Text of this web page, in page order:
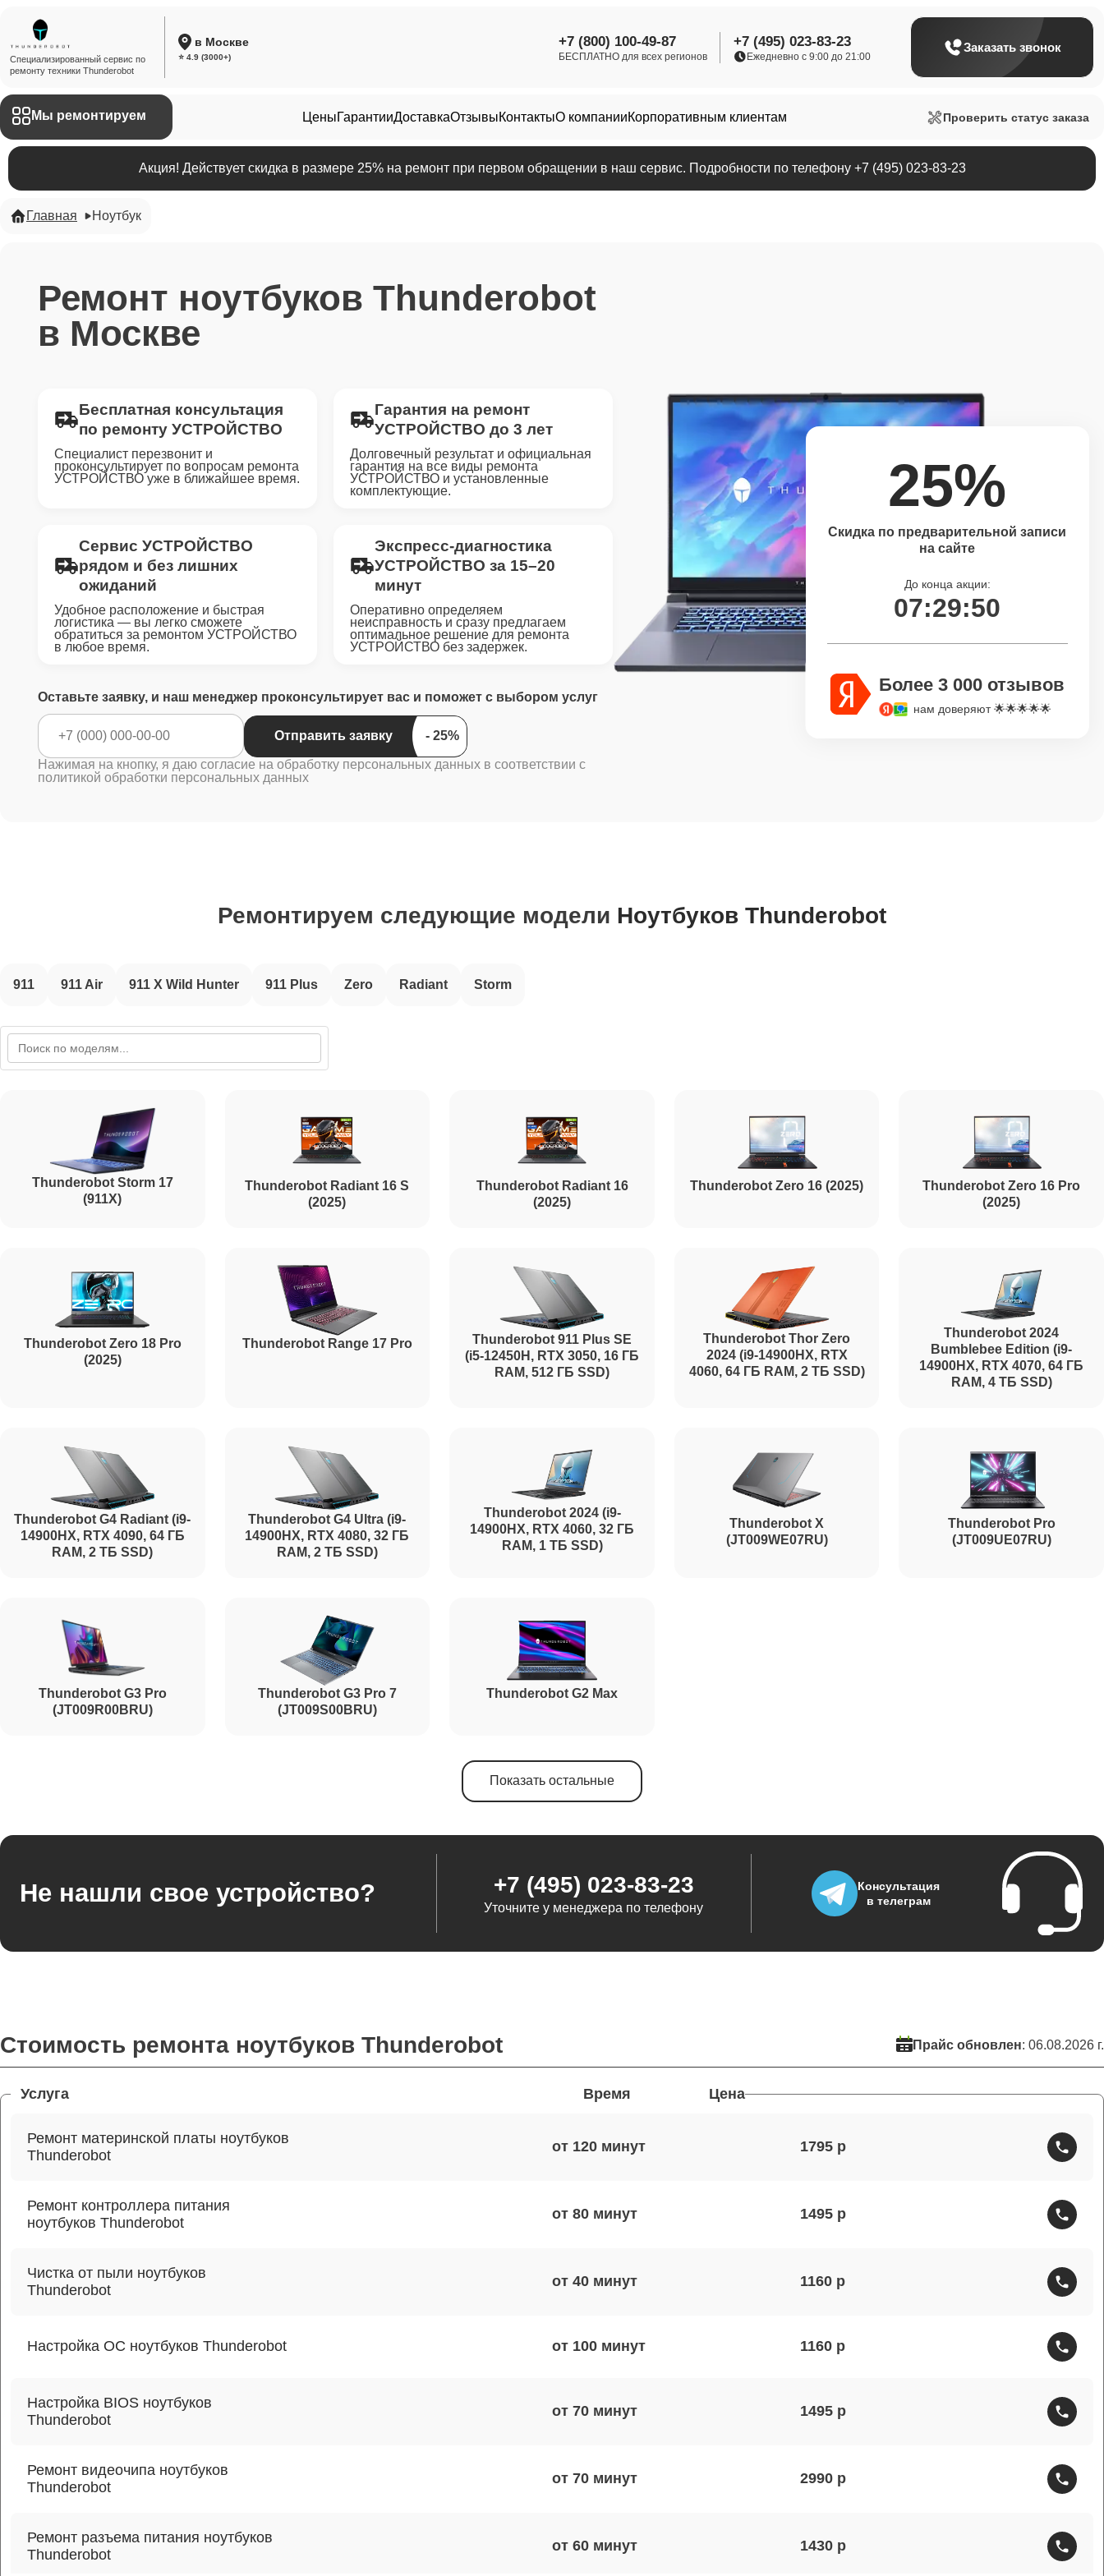
Специализированный сервис по
ремонту техники Thunderobot
в Москве
⭐ 4.9 (3000+)
+7 (800) 100-49-87
БЕСПЛАТНО для всех регионов
+7 (495) 023-83-23
Ежедневно с 9:00 до 21:00
Заказать звонок
Мы ремонтируем ЦеныГарантииДоставкаОтзывыКонтактыО компанииКорпоративным клиентам Проверить статус заказа
Акция! Действует скидка в размере 25% на ремонт при первом обращении в наш сервис. Подробности по телефону +7 (495) 023-83-23
Главная Ноутбук
Ремонт ноутбуков Thunderobot
в Москве
Бесплатная консультация
по ремонту УСТРОЙСТВО
Специалист перезвонит и
проконсультирует по вопросам ремонта
УСТРОЙСТВО уже в ближайшее время.
Гарантия на ремонт
УСТРОЙСТВО до 3 лет
Долговечный результат и официальная
гарантия на все виды ремонта
УСТРОЙСТВО и установленные
комплектующие.
Сервис УСТРОЙСТВО
рядом и без лишних
ожиданий
Удобное расположение и быстрая
логистика — вы легко сможете
обратиться за ремонтом УСТРОЙСТВО
в любое время.
Экспресс-диагностика
УСТРОЙСТВО за 15–20
минут
Оперативно определяем
неисправность и сразу предлагаем
оптимальное решение для ремонта
УСТРОЙСТВО без задержек.
Оставьте заявку, и наш менеджер проконсультирует вас и поможет с выбором услуг
Отправить заявку
Нажимая на кнопку, я даю согласие на обработку персональных данных в соответствии с
политикой обработки персональных данных
25%
Скидка по предварительной записи
на сайте
До конца акции:
07:29:49
Более 3 000 отзывов
нам доверяют 🌟🌟🌟🌟🌟
Ремонтируем следующие модели Ноутбуков Thunderobot
911 911 Air 911 X Wild Hunter 911 Plus Zero Radiant Storm
Thunderobot Storm 17
(911X)
Thunderobot Radiant 16 S
(2025)
Thunderobot Radiant 16
(2025)
Thunderobot Zero 16 (2025)
Thunderobot Zero 16 Pro
(2025)
Thunderobot Zero 18 Pro
(2025)
Thunderobot Range 17 Pro
Thunderobot 911 Plus SE
(i5-12450H, RTX 3050, 16 ГБ
RAM, 512 ГБ SSD)
Thunderobot Thor Zero
2024 (i9-14900HX, RTX
4060, 64 ГБ RAM, 2 ТБ SSD)
Thunderobot 2024
Bumblebee Edition (i9-
14900HX, RTX 4070, 64 ГБ
RAM, 4 ТБ SSD)
Thunderobot G4 Radiant (i9-
14900HX, RTX 4090, 64 ГБ
RAM, 2 ТБ SSD)
Thunderobot G4 Ultra (i9-
14900HX, RTX 4080, 32 ГБ
RAM, 2 ТБ SSD)
Thunderobot 2024 (i9-
14900HX, RTX 4060, 32 ГБ
RAM, 1 ТБ SSD)
Thunderobot X
(JT009WE07RU)
Thunderobot Pro
(JT009UE07RU)
Thunderobot G3 Pro
(JT009R00BRU)
Thunderobot G3 Pro 7
(JT009S00BRU)
Thunderobot G2 Max
Показать остальные
Не нашли свое устройство? +7 (495) 023-83-23
Уточните у менеджера по телефону
Консультация
в телеграм
Стоимость ремонта ноутбуков Thunderobot Прайс обновлен: 06.08.2026 г.
Услуга Время Цена
Ремонт материнской платы ноутбуков
Thunderobot
от 120 1795
Ремонт контроллера питания
ноутбуков Thunderobot
от 80 1495
Чистка от пыли ноутбуков
Thunderobot
от 40 1160
Настройка ОС ноутбуков Thunderobot от 100 1160
Настройка BIOS ноутбуков
Thunderobot
от 70 1495
Ремонт видеочипа ноутбуков
Thunderobot
от 70 2990
Ремонт разъема питания ноутбуков
Thunderobot
от 60 1430